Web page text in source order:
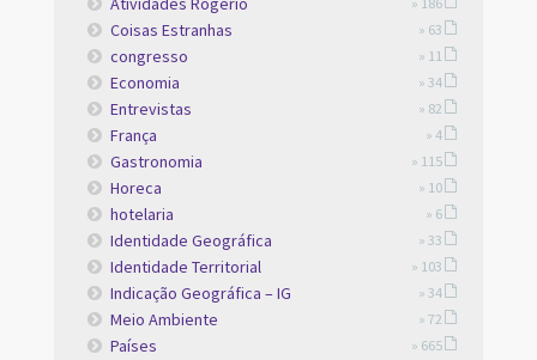
Coisas Estranhas » 63
congresso » 11
Economia » 34
Entrevistas » 82
França » 4
Gastronomia » 115
Horeca » 10
hotelaria » 6
Identidade Geográfica » 33
Identidade Territorial » 103
Indicação Geográfica – IG » 34
Meio Ambiente » 72
Países » 665